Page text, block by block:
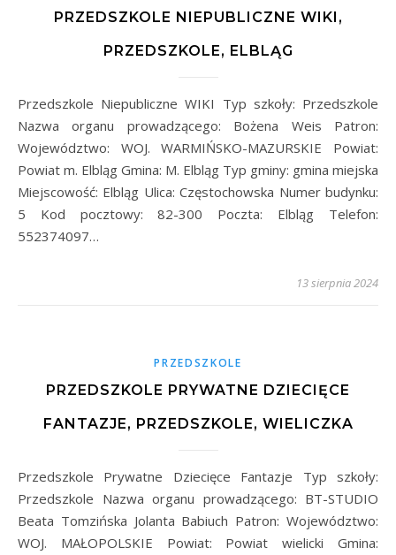
PRZEDSZKOLE NIEPUBLICZNE WIKI,
PRZEDSZKOLE, ELBLĄG
Przedszkole Niepubliczne WIKI Typ szkoły: Przedszkole
Nazwa organu prowadzącego: Bożena Weis Patron:
Województwo: WOJ. WARMIŃSKO-MAZURSKIE Powiat:
Powiat m. Elbląg Gmina: M. Elbląg Typ gminy: gmina miejska
Miejscowość: Elbląg Ulica: Częstochowska Numer budynku:
5 Kod pocztowy: 82-300 Poczta: Elbląg Telefon:
552374097…
13 sierpnia 2024
PRZEDSZKOLE
PRZEDSZKOLE PRYWATNE DZIECIĘCE
FANTAZJE, PRZEDSZKOLE, WIELICZKA
Przedszkole Prywatne Dziecięce Fantazje Typ szkoły:
Przedszkole Nazwa organu prowadzącego: BT-STUDIO
Beata Tomzińska Jolanta Babiuch Patron: Województwo:
WOJ. MAŁOPOLSKIE Powiat: Powiat wielicki Gmina: